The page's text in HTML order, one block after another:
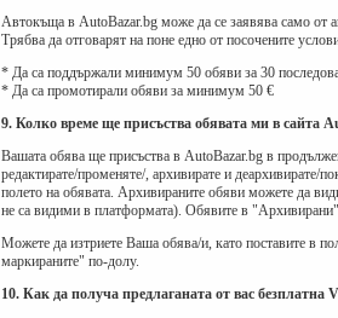
Автокъща в AutoBazar.bg може да се заявява само от
Трябва да отговарят на поне едно от посочените
* Да са поддържали минимум 50 обяви за 30
* Да са промотирали обяви за минимум 50 €
9. Колко време ще присъства обявата ми в сайта
Вашата обява ще присъства в AutoBazar.bg в
редактирате/променяте/, архивирате и деархивирате/
полето на обявата. Архивираните обяви можете да
не са видими в платформата). Обявите в "Архивирани"
Можете да изтриете Ваша обява/и, като поставите в
маркираните" по-долу.
10. Как да получа предлаганата от вас безплатна